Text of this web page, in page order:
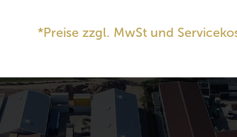
*Preise zzgl. MwSt und